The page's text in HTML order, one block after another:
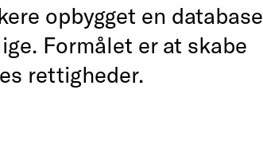
opbygget en database
Formålet er at skabe
rettigheder.